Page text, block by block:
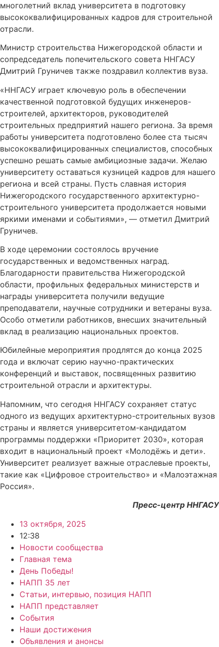
многолетний вклад университета в подготовку
высококвалифицированных кадров для строительной
отрасли.
Министр строительства Нижегородской области и
сопредседатель попечительского совета ННГАСУ
Дмитрий Груничев также поздравил коллектив вуза.
«ННГАСУ играет ключевую роль в обеспечении
качественной подготовкой будущих инженеров-
строителей, архитекторов, руководителей
строительных предприятий нашего региона. За время
работы университета подготовлено более ста тысяч
высококвалифицированных специалистов, способных
успешно решать самые амбициозные задачи. Желаю
университету оставаться кузницей кадров для нашего
региона и всей страны. Пусть славная история
Нижегородского государственного архитектурно-
строительного университета продолжается новыми
яркими именами и событиями», — отметил Дмитрий
Груничев.
В ходе церемонии состоялось вручение
государственных и ведомственных наград.
Благодарности правительства Нижегородской
области, профильных федеральных министерств и
награды университета получили ведущие
преподаватели, научные сотрудники и ветераны вуза.
Особо отметили работников, внесших значительный
вклад в реализацию национальных проектов.
Юбилейные мероприятия продлятся до конца 2025
года и включат серию научно-практических
конференций и выставок, посвященных развитию
строительной отрасли и архитектуры.
Напомним, что сегодня ННГАСУ сохраняет статус
одного из ведущих архитектурно-строительных вузов
страны и является университетом-кандидатом
программы поддержки «Приоритет 2030», которая
входит в национальный проект «Молодёжь и дети».
Университет реализует важные отраслевые проекты,
такие как «Цифровое строительство» и «Малоэтажная
Россия».
Пресс-центр ННГАСУ
13 октября, 2025
12:38
Новости сообщества
Главная тема
День Победы!
НАПП 35 лет
Статьи, интервью, позиция НАПП
НАПП представляет
События
Наши достижения
Объявления и анонсы